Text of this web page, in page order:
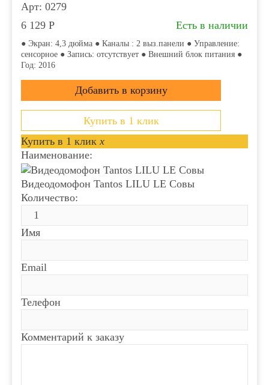
Арт: 0279
6 129 Р Есть в наличии
● Экран: 4,3 дюйма ● Каналы : 2 выз.панели ● Управление:
сенсорное ● Запись: отсутствует ● Внешний блок питания ●
Год: 2016
Купить в 1 клик
Купить в 1 клик x
Наименование:
Видеодомофон Tantos LILU LE Совы
Количество:
Имя
Email
Телефон
Комментарий к заказу